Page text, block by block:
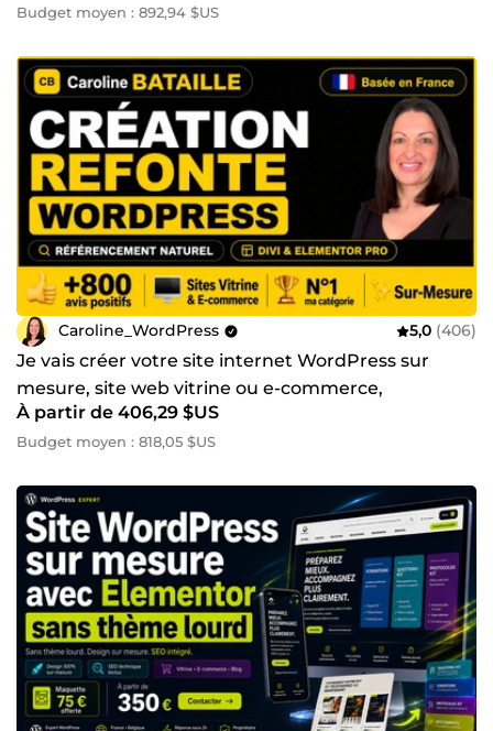
Budget moyen : 892,94 $US
Caroline_WordPress 5,0 (406)
Je vais créer votre site internet WordPress sur
mesure, site web vitrine ou e-commerce,
Elementor Pro - Divi
À partir de 406,29 $US
Budget moyen : 818,05 $US